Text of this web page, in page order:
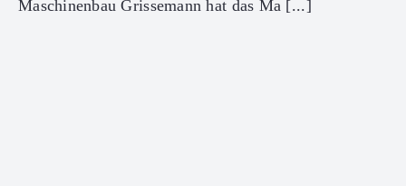
Maschinenbau Grissemann hat das Ma [...]